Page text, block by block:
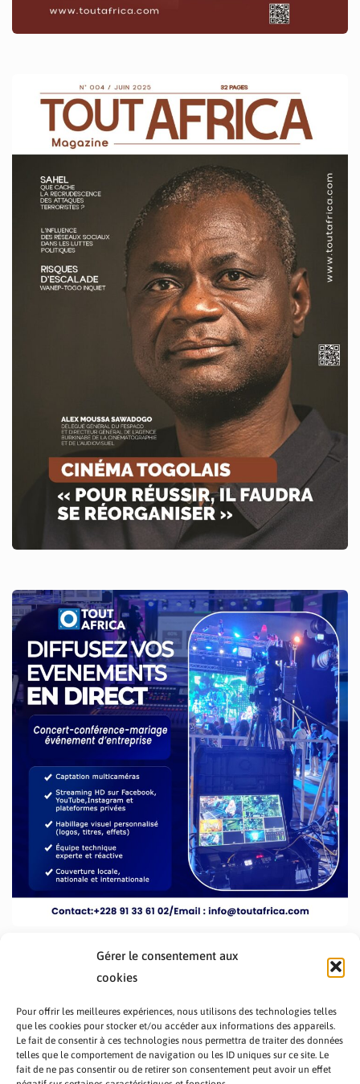
Gérer le consentement aux
cookies
Pour offrir les meilleures expériences, nous utilisons des technologies telles
que les cookies pour stocker et/ou accéder aux informations des appareils.
Le fait de consentir à ces technologies nous permettra de traiter des données
telles que le comportement de navigation ou les ID uniques sur ce site. Le
fait de ne pas consentir ou de retirer son consentement peut avoir un effet
PRÉSENTATION TOUTAFRICA A PROPOS